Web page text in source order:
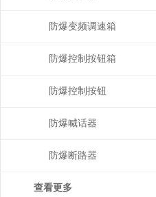
防爆变频调速箱
防爆控制按钮箱
防爆控制按钮
防爆喊话器
防爆断路器
查看更多